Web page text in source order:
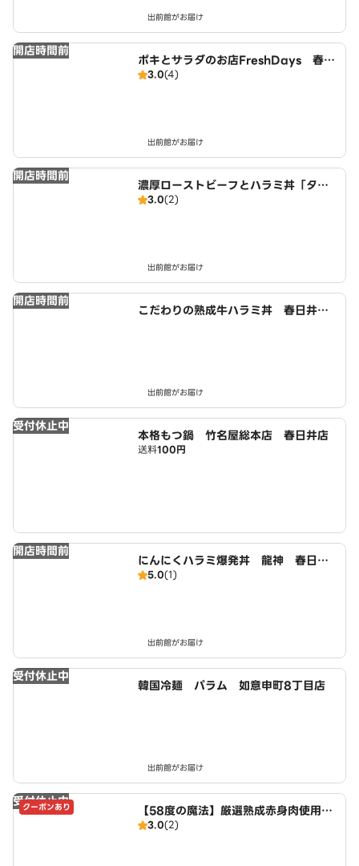
出前館がお届け
開店時間前
ポキとサラダのお店FreshDays 春日
井稲口店
3.0(4)
出前館がお届け
開店時間前
濃厚ローストビーフとハラミ丼「タル
ビー」 春日井稲口店
3.0(2)
出前館がお届け
開店時間前
こだわりの熟成牛ハラミ丼 春日井如
出前館がお届け
受付休止中
本格もつ鍋 竹名屋総本店 春日井店
送料100円
開店時間前
にんにくハラミ爆発丼 龍神 春日井
店5.0(1)
出前館がお届け
受付休止中
韓国冷麺 パラム 如意申町8丁目店
出前館がお届け
受付休止中
クーポンあり
【58度の魔法】厳選熟成赤身肉使用
低温調理ローストビーフ丼 エアーズ
3.0(2)